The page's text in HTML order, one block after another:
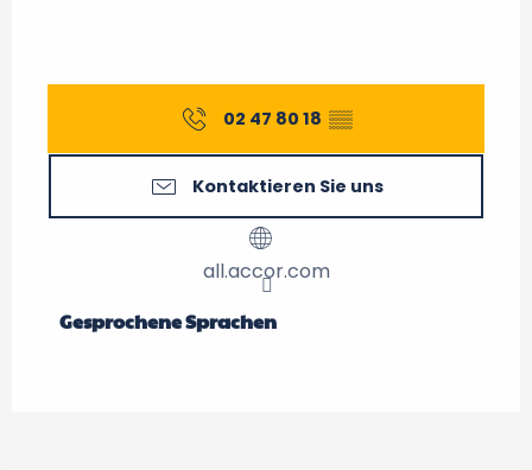
02 47 80 18 ▒▒
Kontaktieren Sie uns
all.accor.com
Gesprochene Sprachen
Gesprochene Sprachen